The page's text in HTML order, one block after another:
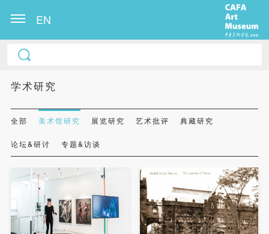
EN
学术研究
全部 美术馆研究 展览研究 艺术批评 典藏研究
论坛&研讨 专题&访谈